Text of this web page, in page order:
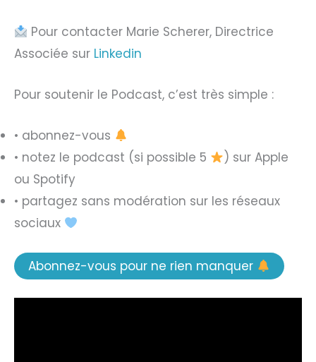
Pour contacter Marie Scherer, Directrice
Associée sur Linkedin
Pour soutenir le Podcast, c’est très simple :
• abonnez-vous
• notez le podcast (si possible 5
) sur Apple
ou Spotify
• partagez sans modération sur les réseaux
sociaux
Abonnez-vous pour ne rien manquer